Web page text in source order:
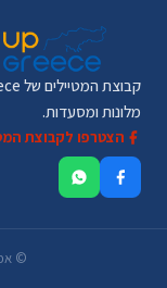
מלונות ומסעדות.
הצטרפו לקבוצת
© אפ גריס 2026